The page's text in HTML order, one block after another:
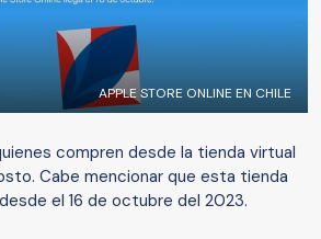
APPLE STORE ONLINE EN CHILE
compren desde la tienda virtual
Cabe mencionar que esta tienda
el 16 de octubre del 2023.